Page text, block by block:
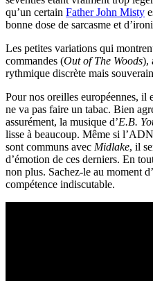
qu’un certain Father John Misty
bonne dose de sarcasme et
Les petites variations qui
commandes (Out of The Woods),
rythmique discrète mais
Pour nos oreilles européennes, il
ne va pas faire un tabac. Bien
assurément, la musique d’E.B.
lisse à beaucoup. Même si
sont communs avec Midlake, il
d’émotion de ces derniers. En
non plus. Sachez-le au moment
compétence indiscutable.